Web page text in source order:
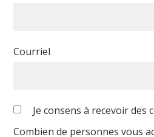
Courriel
Je consens à recevoir des
Combien de personnes vous